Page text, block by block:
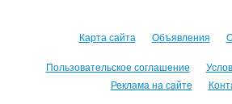
Карта сайта Объявления
Пользовательское соглашение
Реклама на сайте